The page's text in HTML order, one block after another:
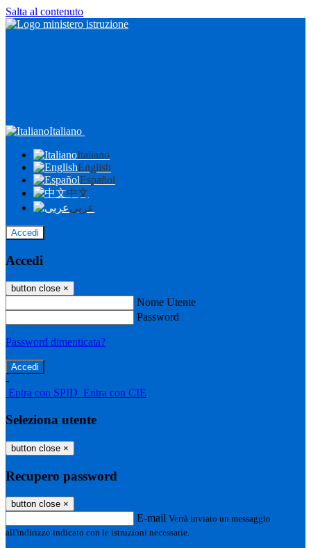
Salta al contenuto
Italiano
Italiano
English
Español
中文
عربى
Accedi
Accedi
button close ×
Nome Utente
Password
Password dimenticata?
-
Entra con SPID Entra con CIE
Seleziona utente
button close ×
Recupero password
button close ×
E-mail Verrà inviato un messaggio
all'indirizzo indicato con le istruzioni necessarie.